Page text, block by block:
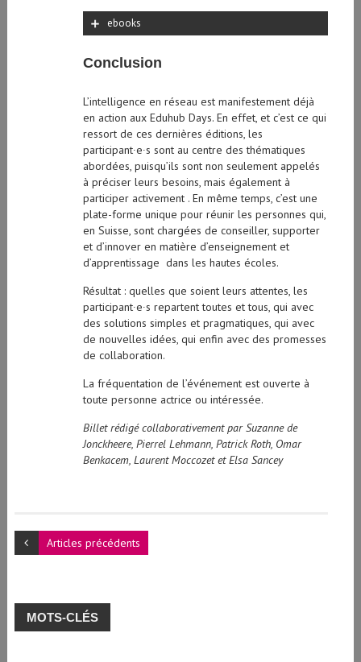
ebooks
en action aux Eduhub Days. En effet, et c’est ce qui
ressort de ces dernières éditions, les
participant∙e∙s sont au centre des thématiques
abordées, puisqu’ils sont non seulement appelés
à préciser leurs besoins, mais également à
participer activement . En même temps, c’est une
plate-forme unique pour réunir les personnes qui,
en Suisse, sont chargées de conseiller, supporter
et d’innover en matière d’enseignement et
d’apprentissage dans les hautes écoles.
participant∙e∙s repartent toutes et tous, qui avec
des solutions simples et pragmatiques, qui avec
de nouvelles idées, qui enfin avec des promesses
de collaboration.
toute personne actrice ou intéressée.
Jonckheere, Pierrel Lehmann, Patrick Roth, Omar
Benkacem, Laurent Moccozet et Elsa Sancey
Articles précédents
MOTS-CLÉS